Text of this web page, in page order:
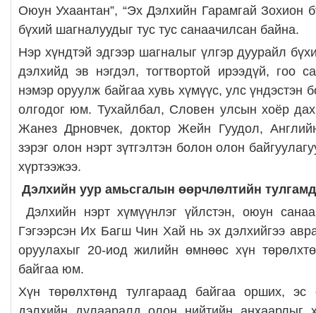
Оюун Ухаантан”, “Эх Дэлхийн Гарамгай Зохион
бүхий шагналуудыг тус тус санаачилсан байна.
Нэр хүндтэй эдгээр шагналыг үлгэр дуурайл
дэлхийд эв нэгдэл, тогтвортой ирээдүй, гоо
нэмэр оруулж байгаа хувь хүмүүс, улс үндэстэн
олгодог юм. Тухайлбал, Словен улсын хоёр
Жанез Дрновчек, доктор Жейн Гуудол,
зэрэг олон нэрт зүтгэлтэн болон олон
хүртээжээ.
Дэлхийн уур амьсгалын өөрчлөлтийн
Дэлхийн нэрт хүмүүнлэг үйлстэн, оюун
Гэгээрсэн Их Багш Чин Хай нь эх дэлхийгээ
оруулахыг 20-иод жилийн өмнөөс хүн
байгаа юм.
Хүн төрөлхтөнд тулгараад байгаа орших,